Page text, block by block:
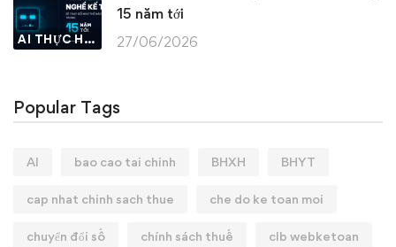
AI THỰC HÀNH
15 năm tới
27/06/2026
Popular Tags
AI bao cao tai chinh BHXH BHYT
cap nhat chinh sach thue che do ke toan moi
chuyển đổi số chính sách thuế clb webketoan